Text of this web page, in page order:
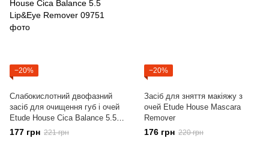
−20%
Слабокислотний двофазний
засіб для очищення губ і очей
Etude House Cica Balance 5.5
Lip&Eye Remover
177 грн 221 грн
−20%
Засіб для зняття макіяжу з
очей Etude House Mascara
Remover
176 грн 220 грн